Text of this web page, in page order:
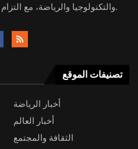
والتكنولوجيا والرياضة، مع التزام دائم بالدقة وموثوقية المعلومات.
تصنيفات الموقع
أخبار الرياضة
أخبار العالم
الثقافة والمجتمع